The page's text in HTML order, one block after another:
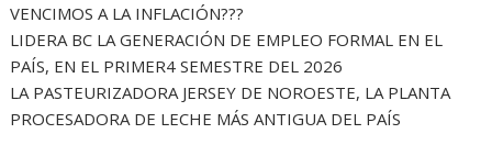
VENCIMOS A LA INFLACIÓN???
LIDERA BC LA GENERACIÓN DE EMPLEO FORMAL EN EL
PAÍS, EN EL PRIMER4 SEMESTRE DEL 2026
LA PASTEURIZADORA JERSEY DE NOROESTE, LA PLANTA
PROCESADORA DE LECHE MÁS ANTIGUA DEL PAÍS